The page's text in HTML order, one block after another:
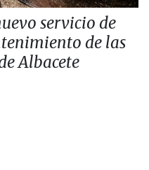
servicio de
de las
Albacete